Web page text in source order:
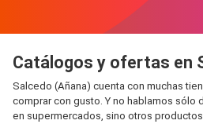
Catálogos y ofertas en
Salcedo (Añana) cuenta con muchas
comprar con gusto. Y no hablamos sólo
en supermercados, sino otros